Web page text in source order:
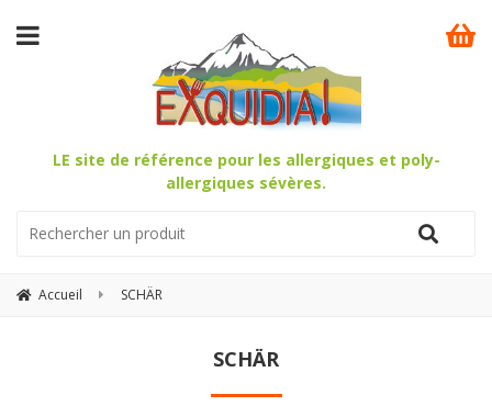
LE site de référence pour les allergiques et poly-
allergiques sévères.
Accueil SCHÄR
SCHÄR